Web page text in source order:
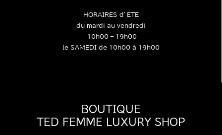
HORAIRES d’ETE
du mardi au vendredi
10h00 – 19h00
le SAMEDI de 10h00 à 19h00
BOUTIQUE
TED FEMME LUXURY SHOP